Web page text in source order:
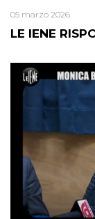
LE IENE
05 marzo 2026